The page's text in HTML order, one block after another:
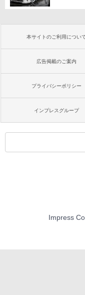
本サイトのご利用につい
広告掲載のご案内
プライバシーポリシー
インプレスグループ
Impress